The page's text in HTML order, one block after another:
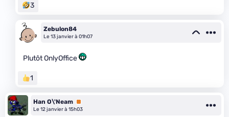
3
Zebulon84
Le 13 janvier à 01h07
Plutôt OnlyOffice
1
Han O\'Neam Premium
Le 12 janvier à 15h03